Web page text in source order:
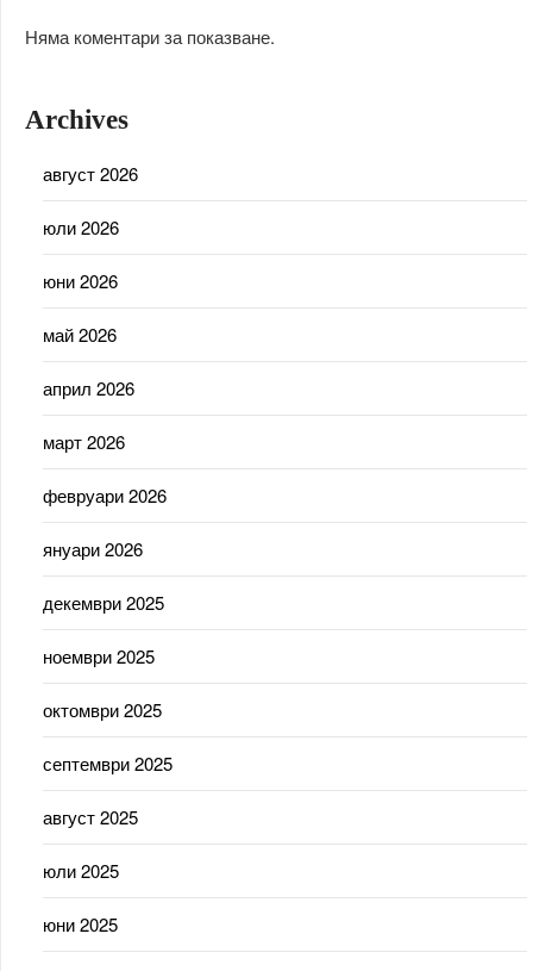
Няма коментари за показване.
Archives
август 2026
юли 2026
юни 2026
май 2026
април 2026
март 2026
февруари 2026
януари 2026
декември 2025
ноември 2025
октомври 2025
септември 2025
август 2025
юли 2025
юни 2025